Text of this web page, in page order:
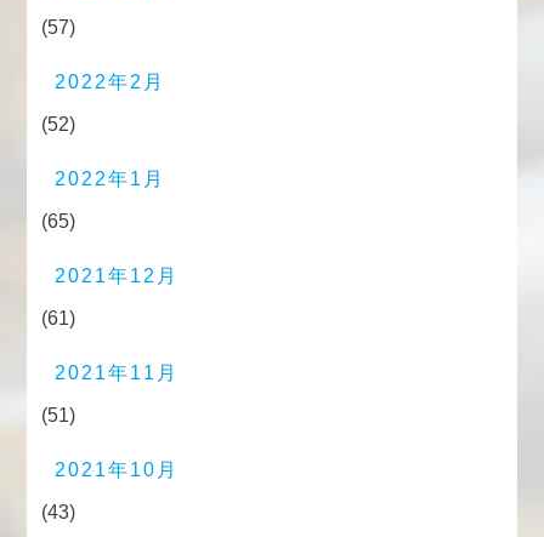
(57)
2022年2月
(52)
2022年1月
(65)
2021年12月
(61)
2021年11月
(51)
2021年10月
(43)